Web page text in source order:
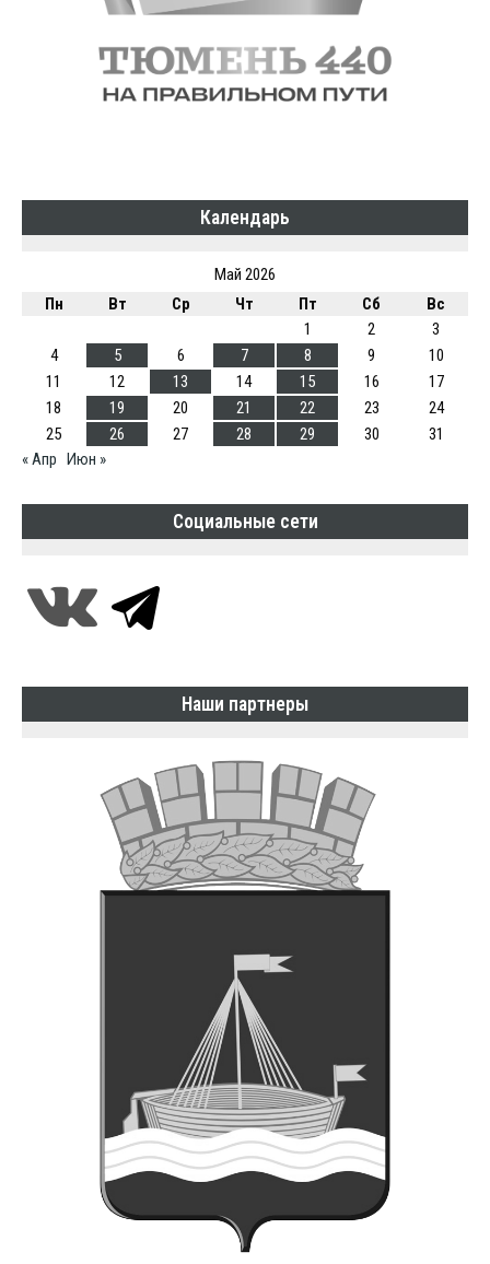
Календарь
Май 2026
Пн
Вт Ср Чт Пт Сб
Вс
1
2
3
4
5 6 7 8 9
10
11
12 13 14 15 16
17
18
19 20 21 22 23
24
25
26 27 28 29 30
31
« Апр
Июн »
Социальные сети
Наши партнеры